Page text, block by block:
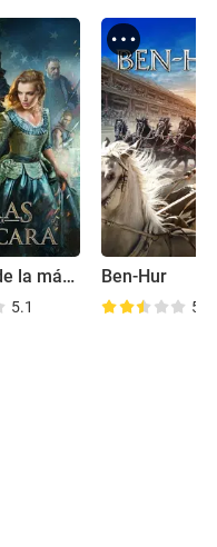
Mas allá de la máscara
5.1
Ben-Hur
5.7